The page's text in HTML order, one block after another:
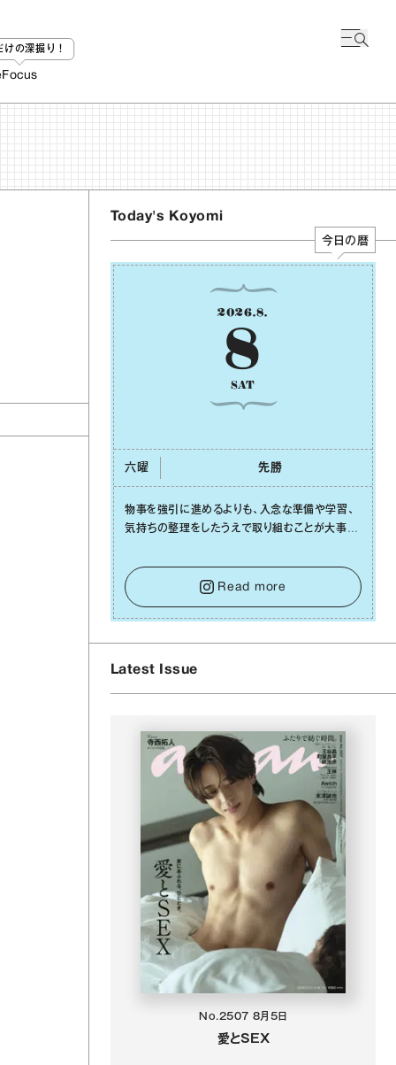
けの深掘り！
Focus
Today's Koyomi
今日の暦
2026.8.
8
SAT
六曜 先勝
物事を強引に進めるよりも、⼊念な準備や学習、
気持ちの整理をしたうえで取り組むことが⼤事な
も焦らないで。意思を伝える⼯夫をしたり、あなた
⾃⾝や疲れていそうな⼈をいたわることに時間を
使いましょう。ここでしっかりとエネルギーを蓄
え、困難を乗り越える⼒に変えましょう。
Read more
Latest Issue
No.2507 8月5日
愛とSEX